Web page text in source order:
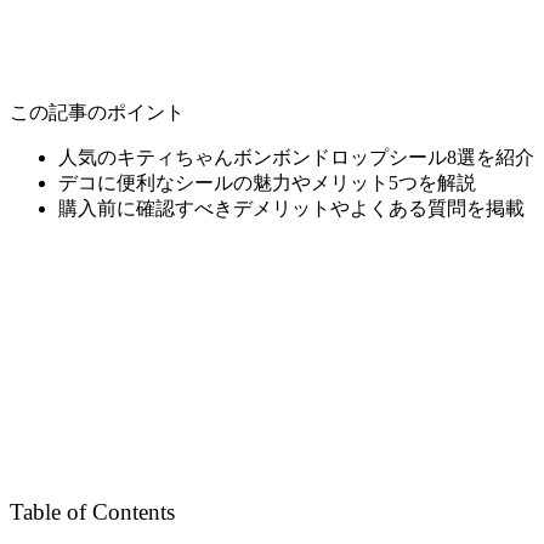
この記事のポイント
人気のキティちゃんボンボンドロップシール8選を紹介
デコに便利なシールの魅力やメリット5つを解説
購入前に確認すべきデメリットやよくある質問を掲載
Table of Contents